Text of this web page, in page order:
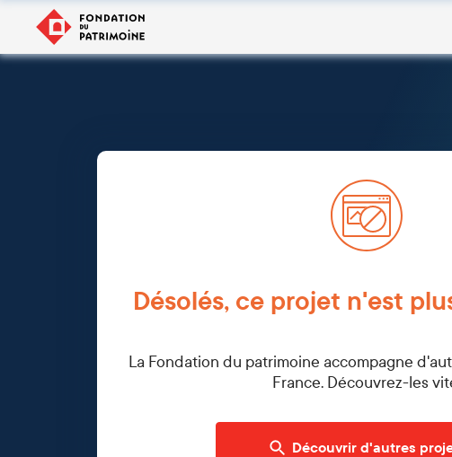
Désolés, ce projet n'est
La Fondation du patrimoine accompagne
France. Découvrez-les
Découvrir d'autres